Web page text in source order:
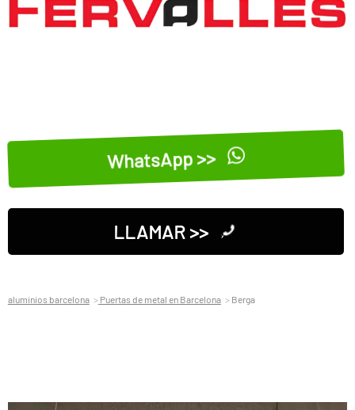
WhatsApp >>
LLAMAR >>
aluminios barcelona Puertas de metal en Barcelona Berga